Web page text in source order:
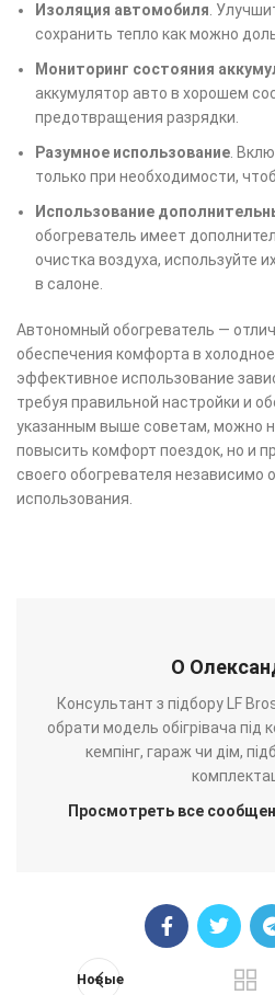
Изоляция автомобиля .
сохранить тепло как можно
Мониторинг состояния
аккумулятор авто в хорошем
предотвращения разрядки.
Разумное использование .
только при необходимости,
Использование
обогреватель имеет
очистка воздуха, используйте
в салоне.
Автономный обогреватель —
обеспечения комфорта в
эффективное использование
требуя правильной настройки и
указанным выше советам, можно
повысить комфорт поездок, но и
своего обогревателя независимо
использования.
О
Консультант з підбору LF
обрати модель обігрівача під
кемпінг, гараж чи дім,
Просмотреть все
Новые